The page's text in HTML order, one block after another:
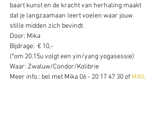
baart kunst en de kracht van herhaling maakt
dat je langzaamaan leert voelen waar jouw
stille midden zich bevindt.
Door: Mika
Bijdrage:  € 10,-
(*om 20.15u volgt een yin/yang yogasessie)
Waar: Zwaluw/Condor/Kolibrie
Meer info.: bel met Mika 06 - 20 17 47 30 of MAIL